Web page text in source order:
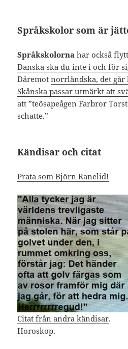
Språkskolor som är
Språkskolornahar också
Danska ska du inte i och för
Däremotnorrländska, det går
Skånska passar utmärkt att
att ”teösapeågen Farbror
schatte.”
Kändisar och citat
Prata som Björn Ranelid!
Citat från andra kändisar.
Horoskop.